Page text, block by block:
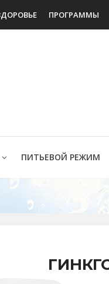
ПРОГРАММЫ
ПИТЬЕВОЙ РЕЖИМ